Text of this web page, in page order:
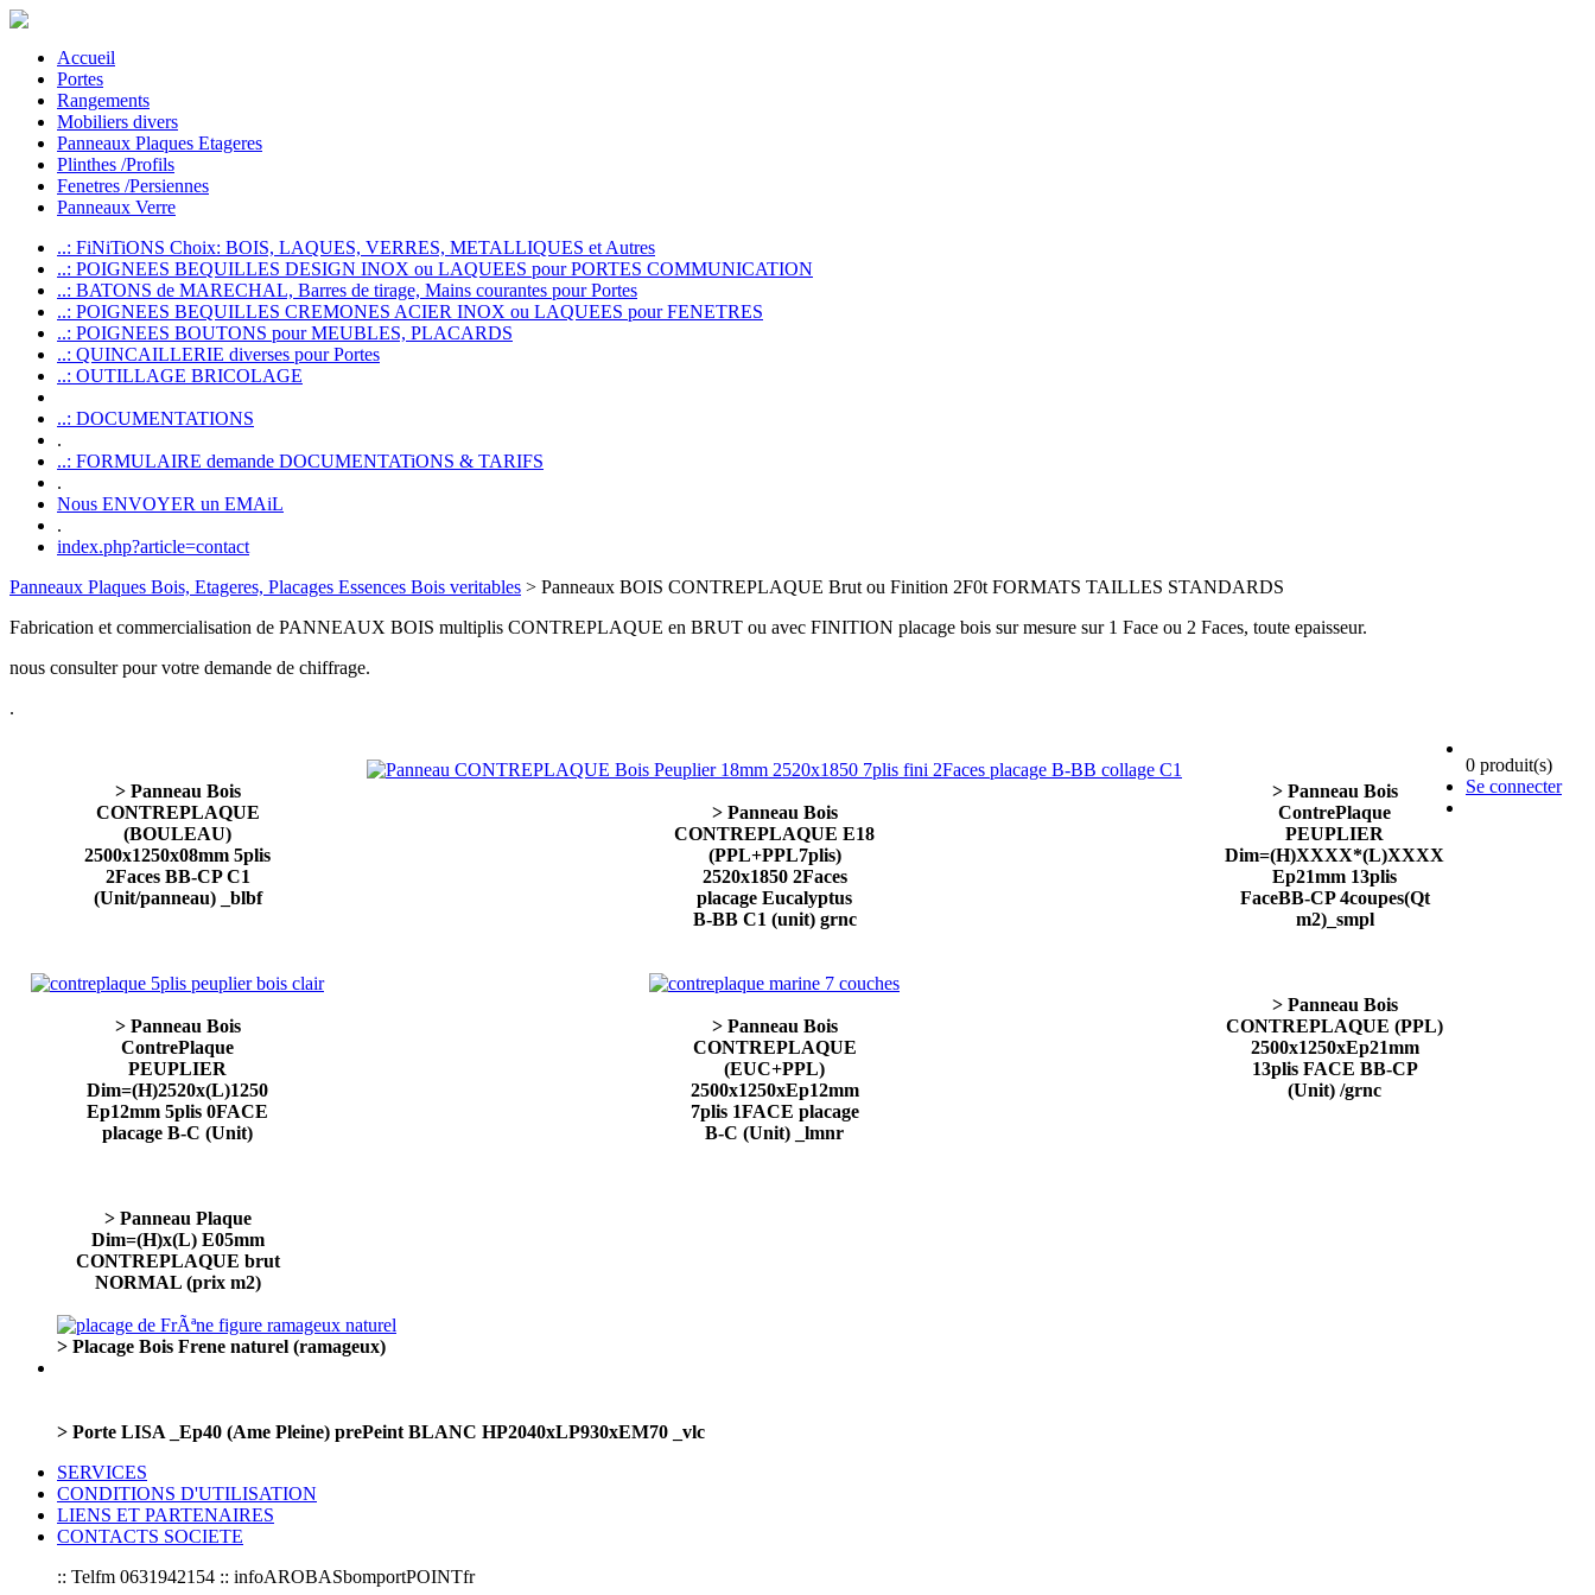
Accueil
Portes
Rangements
Mobiliers divers
Panneaux Plaques Etageres
Plinthes /Profils
Fenetres /Persiennes
Panneaux Verre
..: FiNiTiONS Choix: BOIS, LAQUES, VERRES, METALLIQUES et Autres
..: POIGNEES BEQUILLES DESIGN INOX ou LAQUEES pour PORTES COMMUNICATION
..: BATONS de MARECHAL, Barres de tirage, Mains courantes pour Portes
..: POIGNEES BEQUILLES CREMONES ACIER INOX ou LAQUEES pour FENETRES
..: POIGNEES BOUTONS pour MEUBLES, PLACARDS
..: QUINCAILLERIE diverses pour Portes
..: OUTILLAGE BRICOLAGE
..: DOCUMENTATIONS
.
..: FORMULAIRE demande DOCUMENTATiONS & TARIFS
.
Nous ENVOYER un EMAiL
.
index.php?article=contact
Panneaux Plaques Bois, Etageres, Placages Essences Bois veritables > Panneaux BOIS CONTREPLAQUE Brut ou Finition 2F0t FORMATS TAILLES STANDARDS
Fabrication et commercialisation de PANNEAUX BOIS multiplis CONTREPLAQUE en BRUT ou avec FINITION placage bois sur mesure sur 1 Face ou 2 Faces, toute epaisseur.
nous consulter pour votre demande de chiffrage.
.
> Panneau Bois
CONTREPLAQUE
(BOULEAU)
2500x1250x08mm 5plis
2Faces BB-CP C1
(Unit/panneau) _blbf
> Panneau Bois
CONTREPLAQUE E18
(PPL+PPL7plis)
2520x1850 2Faces
placage Eucalyptus
B-BB C1 (unit) grnc
> Panneau Bois
ContrePlaque
PEUPLIER
Dim=(H)XXXX*(L)XXXX
Ep21mm 13plis
FaceBB-CP 4coupes(Qt
m2)_smpl
> Panneau Bois
ContrePlaque
PEUPLIER
Dim=(H)2520x(L)1250
Ep12mm 5plis 0FACE
placage B-C (Unit)
> Panneau Bois
CONTREPLAQUE
(EUC+PPL)
2500x1250xEp12mm
7plis 1FACE placage
B-C (Unit) _lmnr
> Panneau Bois
CONTREPLAQUE (PPL)
2500x1250xEp21mm
13plis FACE BB-CP
(Unit) /grnc
> Panneau Plaque
Dim=(H)x(L) E05mm
CONTREPLAQUE brut
NORMAL (prix m2)
0 produit(s)
Se connecter
> Placage Bois Frene naturel (ramageux)
> Porte LISA _Ep40 (Ame Pleine) prePeint BLANC HP2040xLP930xEM70 _vlc
SERVICES
CONDITIONS D'UTILISATION
LIENS ET PARTENAIRES
CONTACTS SOCIETE
:: Telfm 0631942154 :: infoAROBASbomportPOINTfr